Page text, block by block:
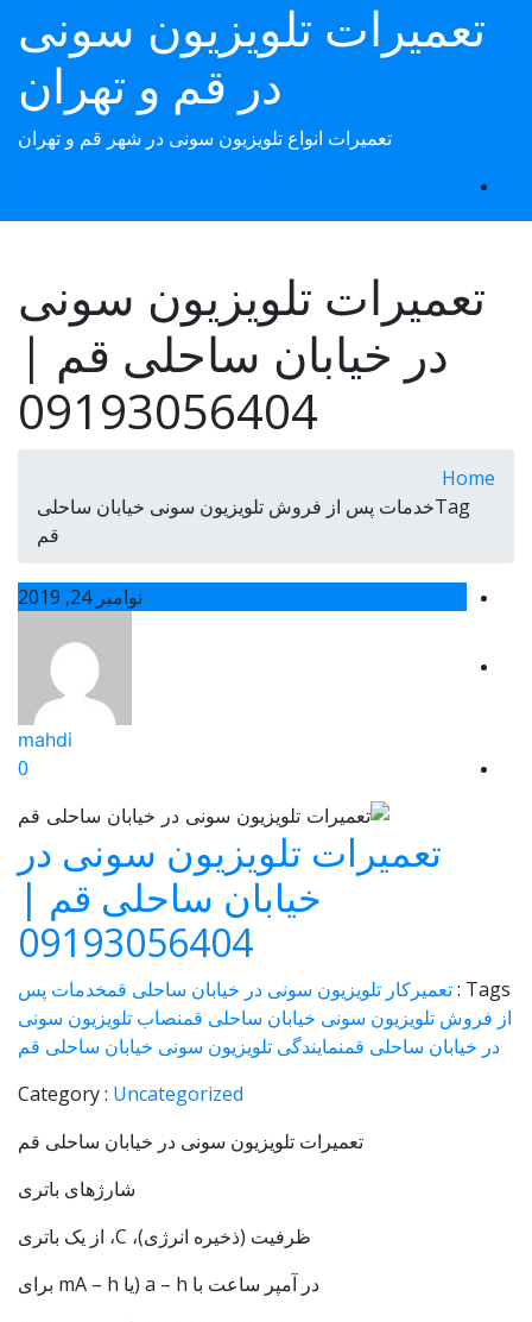
تعمیرات تلویزیون سونی
در قم و تهران
تعمیرات انواع تلویزیون سونی در شهر قم و تهران
تعمیرات تلویزیون سونی
در خیابان ساحلی قم |
09193056404
Home
Tagخدمات پس از فروش تلویزیون سونی خیابان ساحلی
قم
نوامبر 24, 2019
mahdi
0
تعمیرات تلویزیون سونی در
خیابان ساحلی قم |
09193056404
Tags : تعمیرکار تلویزیون سونی در خیابان ساحلی قمخدمات پس
از فروش تلویزیون سونی خیابان ساحلی قمنصاب تلویزیون سونی
در خیابان ساحلی قمنمایندگی تلویزیون سونی خیابان ساحلی قم
Category : Uncategorized
تعمیرات تلویزیون سونی در خیابان ساحلی قم
شارژهای باتری
ظرفیت (ذخیره انرژی)، C، از یک باتری
در آمپر ساعت با a – h (یا mA – h برای